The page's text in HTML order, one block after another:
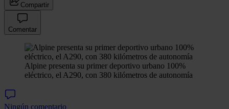
Compartir
Comentar
Alpine presenta su primer deportivo urbano 100%
eléctrico, el A290, con 380 kilómetros de autonomía
Ningún comentario